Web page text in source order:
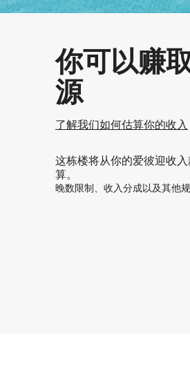
你可以赚
源
了解我们如何估算你的收入
这栋楼将从你的爱彼迎收
算。
晚数限制、收入分成以及其他